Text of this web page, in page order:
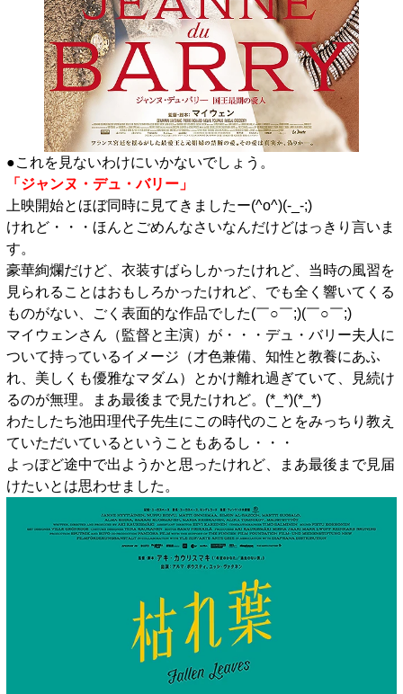
●これを見ないわけにいかないでしょう。
「ジャンヌ・デュ・バリー」
上映開始とほぼ同時に見てきましたー(^o^)(-_-;)
けれど・・・ほんとごめんなさいなんだけどはっきり言いま
す。
豪華絢爛だけど、衣装すばらしかったけれど、当時の風習を
見られることはおもしろかったけれど、でも全く響いてくる
ものがない、ごく表面的な作品でした(￣○￣;)(￣○￣;)
マイウェンさん（監督と主演）が・・・デュ・バリー夫人に
ついて持っているイメージ（才色兼備、知性と教養にあふ
れ、美しくも優雅なマダム）とかけ離れ過ぎていて、見続け
るのが無理。まあ最後まで見たけれど。(*_*)(*_*)
わたしたち池田理代子先生にこの時代のことをみっちり教え
ていただいているということもあるし・・・
よっぽど途中で出ようかと思ったけれど、まあ最後まで見届
けたいとは思わせました。